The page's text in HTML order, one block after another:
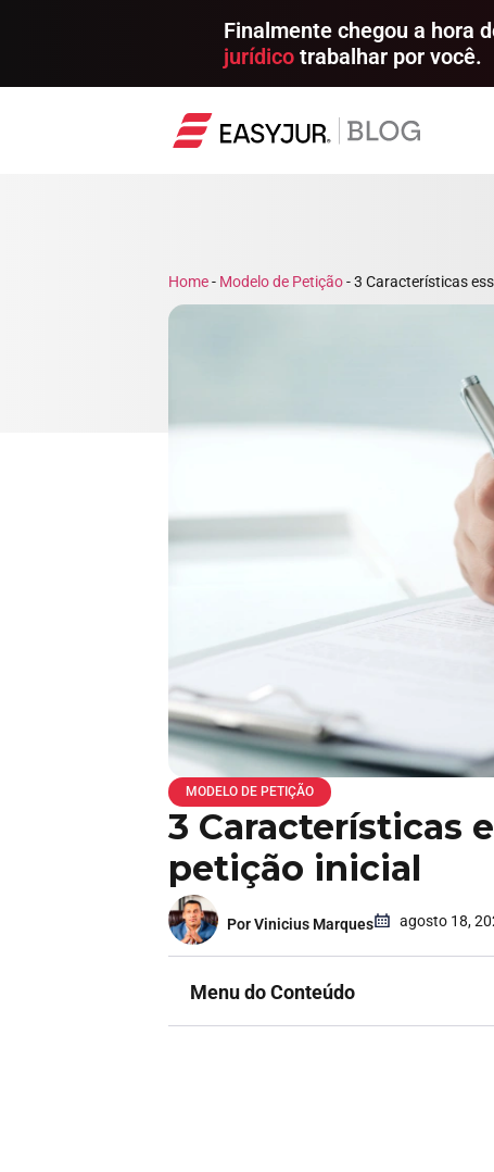
Finalmente chegou a hora
jurídico trabalhar por você.
Home- Modelo de Petição-3 Características
MODELO DE PETIÇÃO
3 Características
petição inicial
Por Vinicius Marques agosto 18,
Menu do Conteúdo